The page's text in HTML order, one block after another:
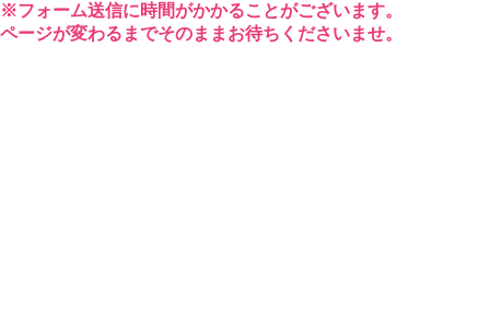
※フォーム送信に時間がかかることがございます。
ページが変わるまでそのままお待ちくださいませ。